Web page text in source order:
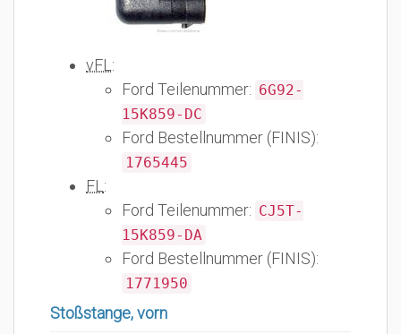
vFL:
Ford Teilenummer: 6G92-
15K859-DC
Ford Bestellnummer (FINIS):
1765445
FL:
Ford Teilenummer: CJ5T-
15K859-DA
Ford Bestellnummer (FINIS):
1771950
Stoßstange, vorn